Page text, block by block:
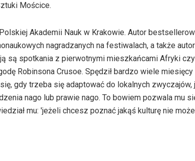
Mościce.
Akademii Nauk w Krakowie. Autor
nagradzanych na festiwalach, a także
są spotkania z pierwotnymi mieszkańcami Afryki
Robinsona Crusoe. Spędził bardzo wiele
gdy trzeba się adaptować do lokalnych zwyczajów,
nago lub prawie nago. To bowiem pozwala mu
mu: 'jeżeli chcesz poznać jakąś kulturę nie